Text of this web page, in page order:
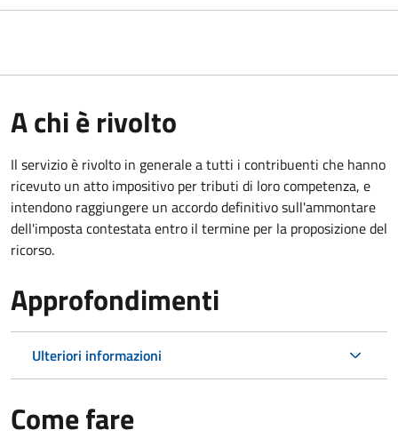
A chi è rivolto
Il servizioè rivolto in generale a tutti i contribuenti che hanno
ricevuto un atto impositivo per tributi di loro competenza, e
intendono raggiungere un accordo definitivo sull'ammontare
dell'imposta contestata entro il termine per la proposizione del
ricorso.
Approfondimenti
Ulteriori informazioni
Come fare